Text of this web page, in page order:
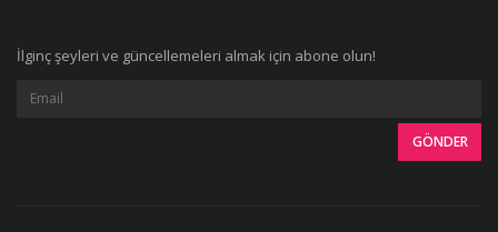
İlginç şeyleri ve güncellemeleri almak için abone olun!